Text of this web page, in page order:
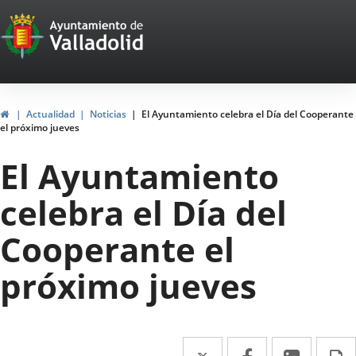
Portal
Web
del
Ayuntamiento
de
Valladolid
HomeActualidad Noticias
El Ayuntamiento celebra el Día del Cooperante
el próximo jueves
El Ayuntamiento
celebra el Día del
Cooperante el
próximo jueves
Twitter
Enlace Facebook
EnlaceEnlace